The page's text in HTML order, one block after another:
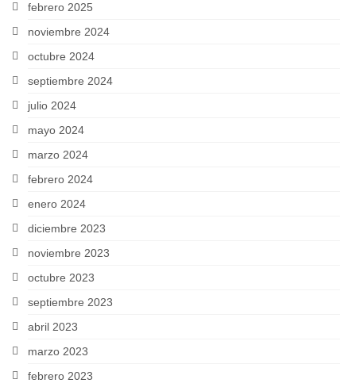
febrero 2025
noviembre 2024
octubre 2024
septiembre 2024
julio 2024
mayo 2024
marzo 2024
febrero 2024
enero 2024
diciembre 2023
noviembre 2023
octubre 2023
septiembre 2023
abril 2023
marzo 2023
febrero 2023